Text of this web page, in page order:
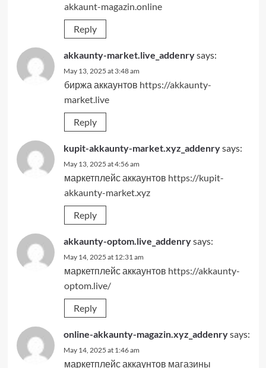
akkaunt-magazin.online
Reply
akkaunty-market.live_addenrysays:
May 13, 2025 at 3:48 am
биржа аккаунтов https://akkaunty-
market.live
Reply
kupit-akkaunty-market.xyz_addenrysays:
May 13, 2025 at 4:56 am
маркетплейс аккаунтов https://kupit-
akkaunty-market.xyz
Reply
akkaunty-optom.live_addenrysays:
May 14, 2025 at 12:31 am
маркетплейс аккаунтов https://akkaunty-
optom.live/
Reply
online-akkaunty-magazin.xyz_addenrysays:
May 14, 2025 at 1:46 am
маркетплейс аккаунтов магазины